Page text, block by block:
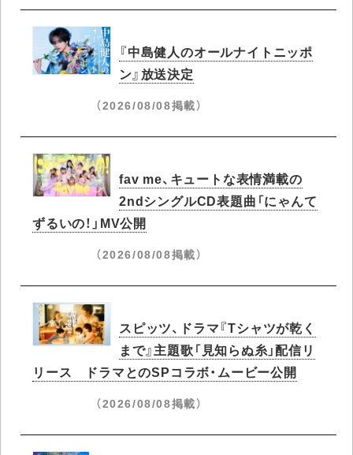
『中島健人のオールナイトニッポ
ン』放送決定
（2026/08/08掲載）
fav me、キュートな表情満載の
2ndシングルCD表題曲「にゃんて
ずるいの！」MV公開
（2026/08/08掲載）
スピッツ、ドラマ『Tシャツが乾く
まで』主題歌「見知らぬ糸」配信リ
リース ドラマとのSPコラボ・ムービー公開
（2026/08/08掲載）